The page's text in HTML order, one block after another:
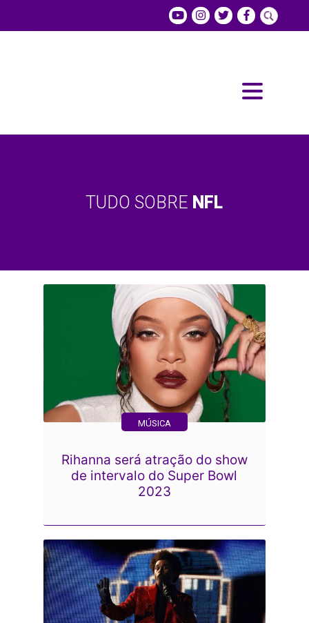
TUDO SOBRE NFL
MÚSICA
Rihanna será atração do show
de intervalo do Super Bowl
2023